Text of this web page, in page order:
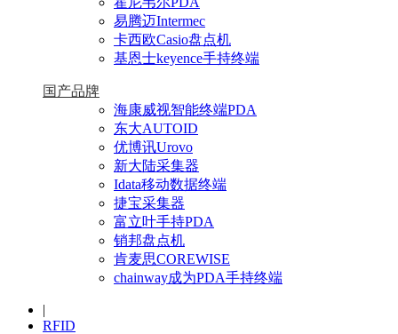
易腾迈Intermec
卡西欧Casio盘点机
基恩士keyence手持终端
国产品牌
海康威视智能终端PDA
东大AUTOID
优博讯Urovo
新大陆采集器
Idata移动数据终端
捷宝采集器
富立叶手持PDA
销邦盘点机
肯麦思COREWISE
chainway成为PDA手持终端
|
RFID